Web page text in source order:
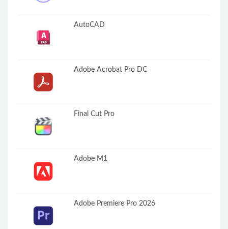
AutoCAD
Adobe Acrobat Pro DC
Final Cut Pro
Adobe M1
Adobe Premiere Pro 2026